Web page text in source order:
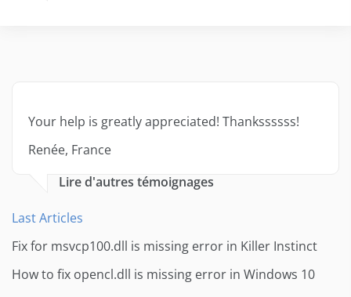
Your help is greatly appreciated! Thankssssss!
Renée, France
Lire d'autres témoignages
Last Articles
Fix for msvcp100.dll is missing error in Killer Instinct
How to fix opencl.dll is missing error in Windows 10